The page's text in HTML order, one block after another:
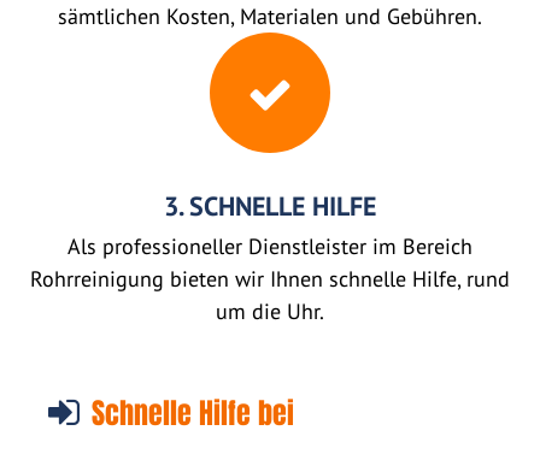
sämtlichen Kosten, Materialen und Gebühren.
3. SCHNELLE HILFE
Als professioneller Dienstleister im Bereich
Rohrreinigung bieten wir Ihnen schnelle Hilfe, rund
um die Uhr.
Schnelle Hilfe bei